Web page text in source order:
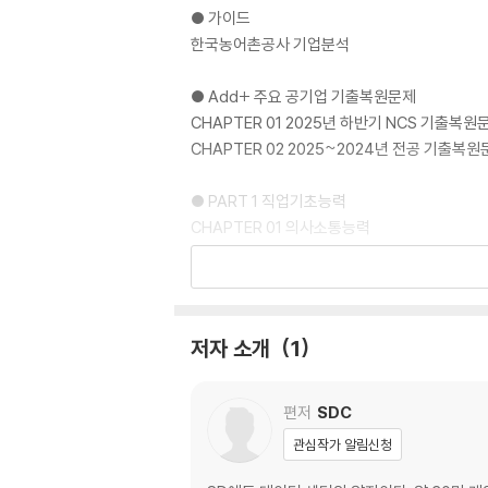
● 가이드
한국농어촌공사 기업분석
● Add+ 주요 공기업 기출복원문제
CHAPTER 01 2025년 하반기 NCS 기출복원
CHAPTER 02 2025~2024년 전공 기출복원
● PART 1 직업기초능력
CHAPTER 01 의사소통능력
대표기출유형 01 문서 내용 이해
대표기출유형 05 빈칸 삽입
CHAPTER 02 문제해결능력
대표기출유형 01 명제 추론
대표기출유형 02 규칙 적용
저자 소개 1
편저 SDC
관심작가 알림신청